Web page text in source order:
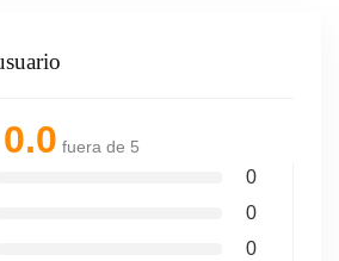
0.0 fuera de 5
0
0
0